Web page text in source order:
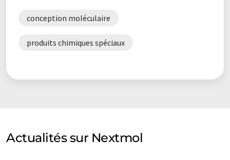
conception moléculaire
produits chimiques spéciaux
Actualités sur Nextmol